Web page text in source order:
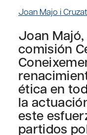
Joan Majo i
Joan
comisión
ética en
la
este
partidos